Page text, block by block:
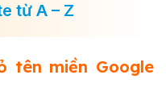
từ A – Z
tên miền Google